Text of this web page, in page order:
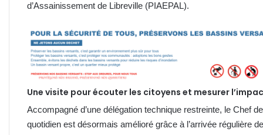
d’Assainissement de Libreville (PIAEPAL).
Une visite pour écouter les citoyens et mesurer
Accompagné d’une délégation technique restreinte, le Chef
quotidien est désormais amélioré grâce à l’arrivée régulière